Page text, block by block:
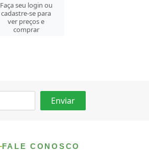
Faça seu login ou
cadastre-se para
ver preços e
comprar
FALE CONOSCO